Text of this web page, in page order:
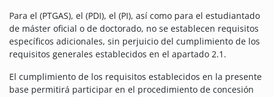
Para el (PTGAS), el (PDI), el (PI), así como para el estudiantado
de máster oficial o de doctorado, no se establecen requisitos
específicos adicionales, sin perjuicio del cumplimiento de los
requisitos generales establecidos en el apartado 2.1.
El cumplimiento de los requisitos establecidos en la presente
base permitirá participar en el procedimiento de concesión